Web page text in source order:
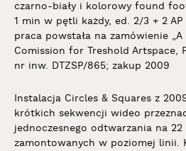
czarno-biały i kolorowy found
1 min w pętli każdy, ed. 2/3 + 2 AP
praca powstała na zamówienie „A
Comission for Treshold Artspace,
nr inw. DTZSP/865; zakup 2009
Instalacja Circles & Squares z
krótkich sekwencji wideo
jednoczesnego odtwarzania na
zamontowanych w poziomej linii.